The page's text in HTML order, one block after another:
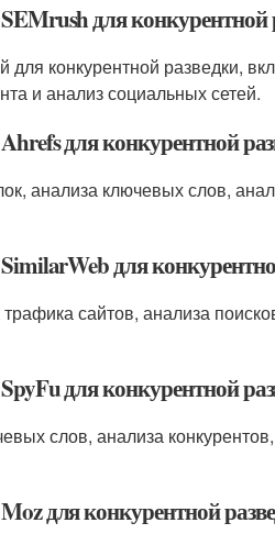
для конкурентной
конкурентной разведки,
и анализ социальных сетей.
для конкурентной
анализа ключевых слов,
для
сайтов, анализа
для конкурентной
слов, анализа
для конкурентной